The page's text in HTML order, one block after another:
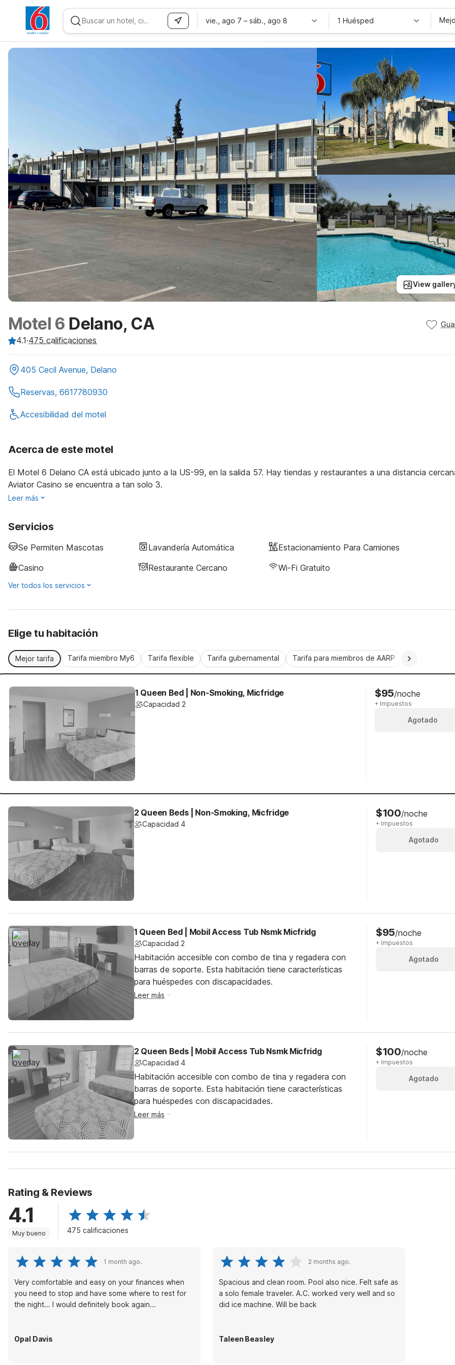
vie., ago 7 – sáb., ago 8 1 Huésped
View
Motel 6 Delano, CA
4.1·475 calificaciones
405 Cecil Avenue, Delano
Reservas, 6617780930
Accesibilidad del motel
Acerca de este motel
El Motel 6 Delano CA está ubicado junto a la US-99, en la salida 57. Hay tiendas y restaurantes a una distancia
Aviator Casino se encuentra a tan solo 3.
Leer más
Servicios
Se Permiten Mascotas Lavandería Automática
Estacionamiento Para Camiones
Casino
Restaurante Cercano Wi-Fi Gratuito
Ver todos los servicios
Elige tu habitación
Mejor tarifa Tarifa miembro My6 Tarifa flexible Tarifa gubernamental Tarifa para miembros de AARP
1 Queen Bed | Non-Smoking, Micfridge
Capacidad 2
$95/noche
+ Impuestos
Agotado
2 Queen Beds | Non-Smoking, Micfridge
Capacidad 4
$100/noche
+ Impuestos
Agotado
1 Queen Bed | Mobil Access Tub Nsmk Micfridg
Capacidad 2
Habitación accesible con combo de tina y regadera con
barras de soporte. Esta habitación tiene características
para huéspedes con discapacidades.
Leer más
$95/noche
+ Impuestos
Agotado
2 Queen Beds | Mobil Access Tub Nsmk Micfridg
Capacidad 4
Habitación accesible con combo de tina y regadera con
barras de soporte. Esta habitación tiene características
para huéspedes con discapacidades.
Leer más
$100/noche
+ Impuestos
Agotado
Rating & Reviews
4.1
Muy bueno 475 calificaciones
1 month ago.
Very comfortable and easy on your finances when
you need to stop and have some where to rest for
the night... I would definitely book again...
Opal Davis
2 months ago.
Spacious and clean room. Pool also nice. Felt safe as
a solo female traveler. A.C. worked very well and so
did ice machine. Will be back
Taleen Beasley